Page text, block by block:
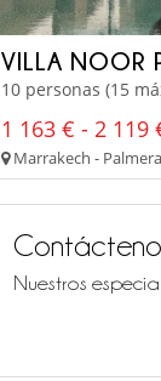
VILLA NOOR
10 personas (15
1 163 € - 2 119
Marrakech -
Nuestros